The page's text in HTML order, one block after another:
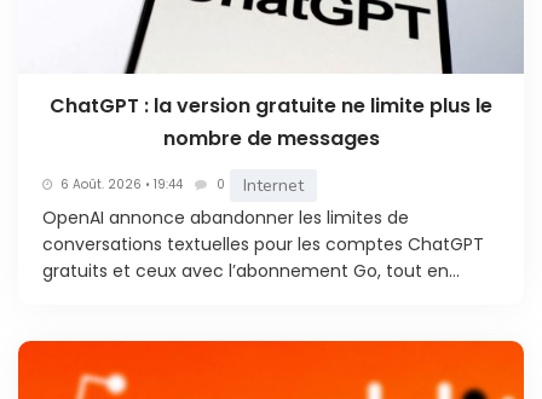
ChatGPT : la version gratuite ne limite plus le
nombre de messages
6 Août. 2026 • 19:44 0 Internet
OpenAI annonce abandonner les limites de
conversations textuelles pour les comptes ChatGPT
gratuits et ceux avec l’abonnement Go, tout en...